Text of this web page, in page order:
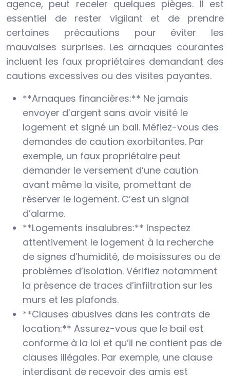
agence, peut receler quelques pièges. Il est
essentiel de rester vigilant et de prendre
certaines précautions pour éviter les
mauvaises surprises. Les arnaques courantes
incluent les faux propriétaires demandant des
cautions excessives ou des visites payantes.
**Arnaques financières:** Ne jamais
envoyer d’argent sans avoir visité le
logement et signé un bail. Méfiez-vous des
demandes de caution exorbitantes. Par
exemple, un faux propriétaire peut
demander le versement d’une caution
avant même la visite, promettant de
réserver le logement. C’est un signal
d’alarme.
**Logements insalubres:** Inspectez
attentivement le logement à la recherche
de signes d’humidité, de moisissures ou de
problèmes d’isolation. Vérifiez notamment
la présence de traces d’infiltration sur les
murs et les plafonds.
**Clauses abusives dans les contrats de
location:** Assurez-vous que le bail est
conforme à la loi et qu’il ne contient pas de
clauses illégales. Par exemple, une clause
interdisant de recevoir des amis est